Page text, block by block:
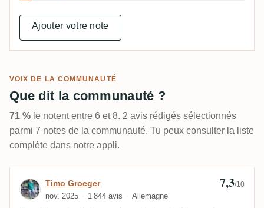
Ajouter votre note
VOIX DE LA COMMUNAUTÉ
Que dit la communauté ?
71 % le notent entre 6 et 8. 2 avis rédigés sélectionnés
parmi 7 notes de la communauté. Tu peux consulter la liste
complète dans notre appli.
Avis de Timo Groeger
Timo Groeger
nov. 2025 1 844 avis Allemagne
7,3/10